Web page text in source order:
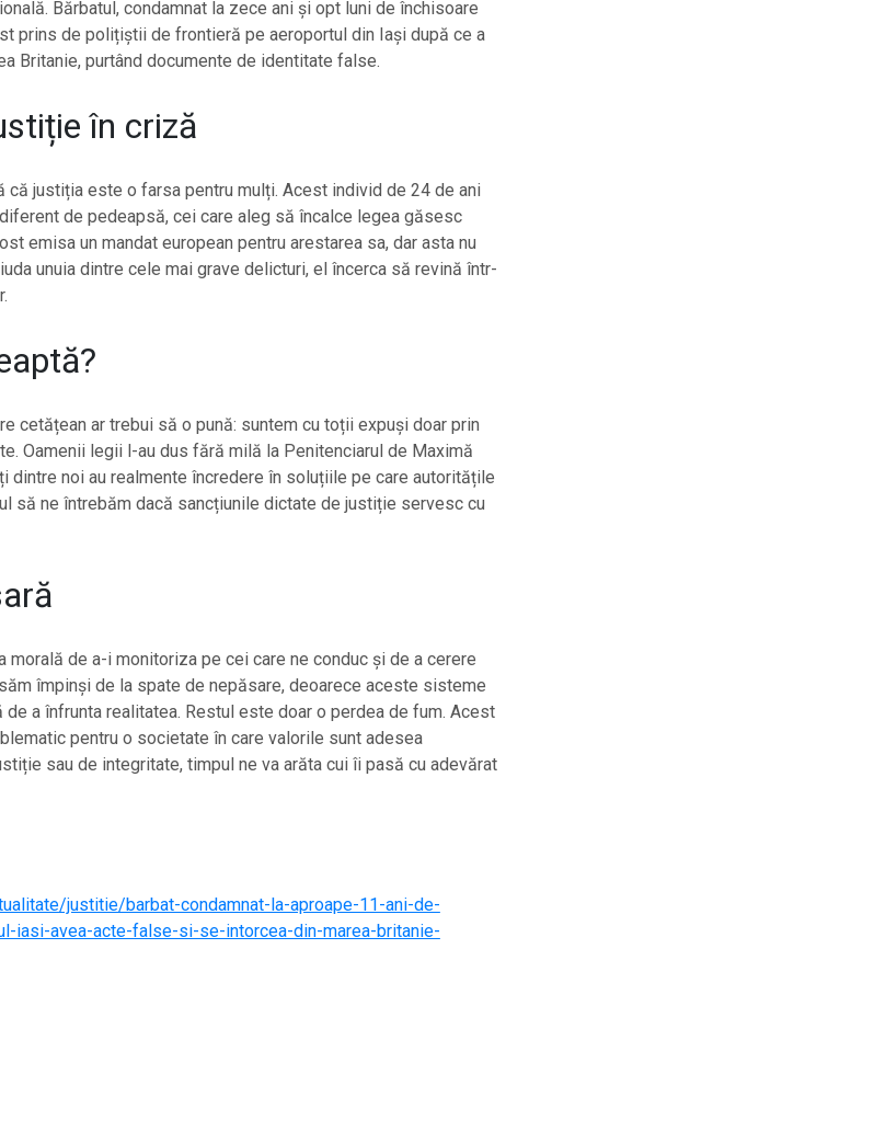
Bărbatul, condamnat la zece ani și opt luni de închisoare
prins de polițiștii de frontieră pe aeroportul din Iași după ce a
Britanie, purtând documente de identitate false.
în criză
că justiția este o farsa pentru mulți. Acest individ de 24 de ani
de pedeapsă, cei care aleg să încalce legea găsesc
emisa un mandat european pentru arestarea sa, dar asta nu
unuia dintre cele mai grave delicturi, el încerca să revină într-
cetățean ar trebui să o pună: suntem cu toții expuși doar prin
Oamenii legii l-au dus fără milă la Penitenciarul de Maximă
dintre noi au realmente încredere în soluțiile pe care autoritățile
să ne întrebăm dacă sancțiunile dictate de justiție servesc cu
morală de a-i monitoriza pe cei care ne conduc și de a cerere
împinși de la spate de nepăsare, deoarece aceste sisteme
a înfrunta realitatea. Restul este doar o perdea de fum. Acest
pentru o societate în care valorile sunt adesea
sau de integritate, timpul ne va arăta cui îi pasă cu adevărat
justitie/barbat-condamnat-la-aproape-11-ani-de-
iasi-avea-acte-false-si-se-intorcea-din-marea-britanie-